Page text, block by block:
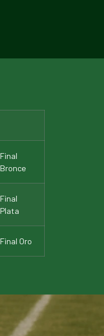
Final
Bronce
Final
Plata
Final Oro